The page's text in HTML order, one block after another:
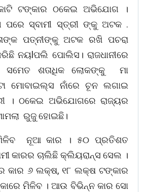
ଟଙ୍କାର ଠକେଇ ଅଭିଯୋଗ ।
ସ୍ବାମୀ ସ୍ତ୍ରୀ ଙ୍କୁ ଅଟକ .
ପତ୍ନୀଙ୍କୁ ଅଟକ ରଖି ପଚରା
ନୟlପଲି ପୋଲିସ। ରାଜଧାନୀରେ
ସମେତ ଶତାଧିକ ଲୋକଙ୍କୁ ମା
ମୋବାଇଲ୍ସ ନାଁରେ ଚୂନ ଲଗାଇ
। ଠକେଇ ଅଭିଯୋଗରେ ରାଜ୍ୟର
ରୁଜୁ ହୋଇଛି।
ନୂଆ କାର । ୫୦ ପ୍ରତିଶତ
କାରର ଚାଲିଛି କ୍ଲିୟରାନ୍ସ ସେଲ ।
କାର ୬ ଲକ୍ଷ, ୧୮ ଲକ୍ଷ ଟଙ୍କାର
ମିଳିବ । ଆଉ ବିଭିନ୍ନ କାର ସୋ